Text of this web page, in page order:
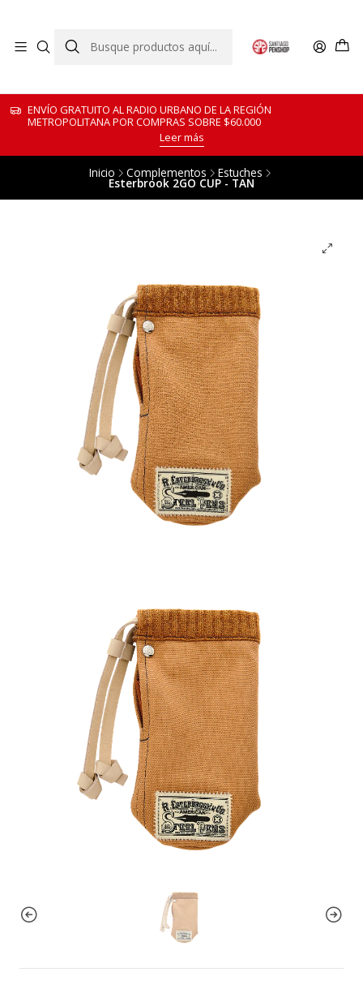
ENVÍO GRATUITO AL RADIO URBANO DE LA REGIÓN
METROPOLITANA POR COMPRAS SOBRE $60.000
Leer más
Inicio Complementos Estuches
Esterbrook 2GO CUP - TAN